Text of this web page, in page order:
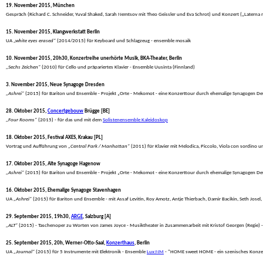
19. November 2015, München
Gespräch (Richard C. Schneider, Yuval Shaked, Sarah Nemtsov mit Theo Geissler und Eva Schrot) und Konzert
15. November 2015, Klangwerkstatt Berlin
UA „white eyes erased“ (2014/2015) für Keyboard und Schlagzeug - ensemble mosaik
10. November 2015, 20h30, Konzertreihe unerhörte Musik, BKA-Theater, Berlin
„Sechs Zeichen“ (2010) für Cello und präpariertes Klavier - Ensemble Uusinta (Finnland)
3. November 2015, Neue Synagoge Dresden
„Ashrei“ (2015) für Bariton und Ensemble - Projekt „Orte - Mekomot - eine Konzerttour durch ehemalige Synagogen
28. Oktober 2015, Concertgebouw Brügge [BE]
„Four Rooms“ (2015) - für das und mit dem Solistenensemble Kaleidoskop
18. Oktober 2015, Festival AXES, Krakau [PL]
Vortrag und Aufführung von
„Central Park / Manhattan“ (2011) für Klavier mit Melodica, Piccolo, Viola con sordino
17. Oktober 2015, Alte Synagoge Hagenow
„Ashrei“ (2015) für Bariton und Ensemble - Projekt „Orte - Mekomot - eine Konzerttour durch ehemalige Synagogen
16. Oktober 2015, Ehemalige Synagoge Stavenhagen
UA
„Ashrei“ (2015) für Bariton und Ensemble - mit Assaf Levitin, Roy Amotz, Antje Thierbach, Damir Bacikin, Seth
29. September 2015, 19h30, ARGE , Salzburg [A]
„ALT“ (2015) - Taschenoper zu Worten von James Joyce - Musiktheater in Zusammenarbeit mit Kristof Georgen
25. September 2015, 20h, Werner-Otto-Saal, Konzerthaus , Berlin
UA
„Journal“ (2015) für 5 Instrumente mit Elektronik - Ensemble Lux:NM - "HOME sweet HOME - ein szenisches